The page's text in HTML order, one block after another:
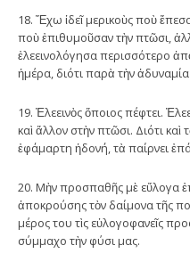
18. Ἔχω ἰδεῖ μερικοὺς ποὺ
ποὺ ἐπιθυμοῦσαν τὴν πτῶσι,
ἐλεεινολόγησα περισσότερο
ἡμέρα, διότι παρὰ τὴν
19. Ἐλεεινὸς ὅποιος πέφτει.
καὶ ἄλλον στὴν πτῶσι. Διότι
ἐφάμαρτη ἡδονή, τὰ παίρνει
20. Μὴν προσπαθῆς μὲ εὔλογα
ἀποκρούσης τὸν δαίμονα τῆς
μέρος του τὶς εὐλογοφανεῖς
σύμμαχο τὴν φύσι μας.